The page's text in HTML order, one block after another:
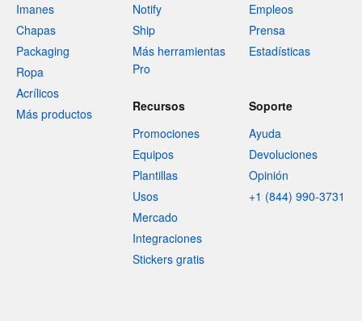
Imanes
Chapas
Packaging
Ropa
Acrílicos
Más productos
Notify
Ship
Más herramientas
Pro
Empleos
Prensa
Estadísticas
Recursos
Promociones
Equipos
Plantillas
Usos
Mercado
Integraciones
Stickers gratis
Soporte
Ayuda
Devoluciones
Opinión
+1 (844) 990-3731